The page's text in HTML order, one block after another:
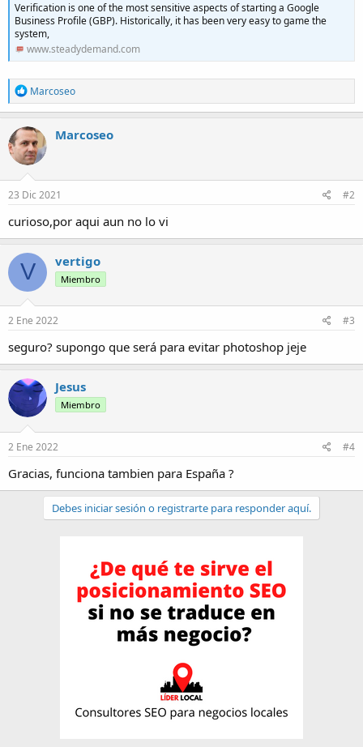
Verification is one of the most sensitive aspects of starting a Google
Business Profile (GBP). Historically, it has been very easy to game the
system,
www.steadydemand.com
R
e
a
c
c
i
o
n
e
:
Marcoseo
Marcoseo
23 Dic 2021 #2
curioso,por aqui aun no lo vi
V vertigo
Miembro
2 Ene 2022 #3
seguro? supongo que será para evitar photoshop jeje
Jesus
Miembro
2 Ene 2022 #4
Gracias, funciona tambien para España ?
Debes iniciar sesión o registrarte para responder aquí.